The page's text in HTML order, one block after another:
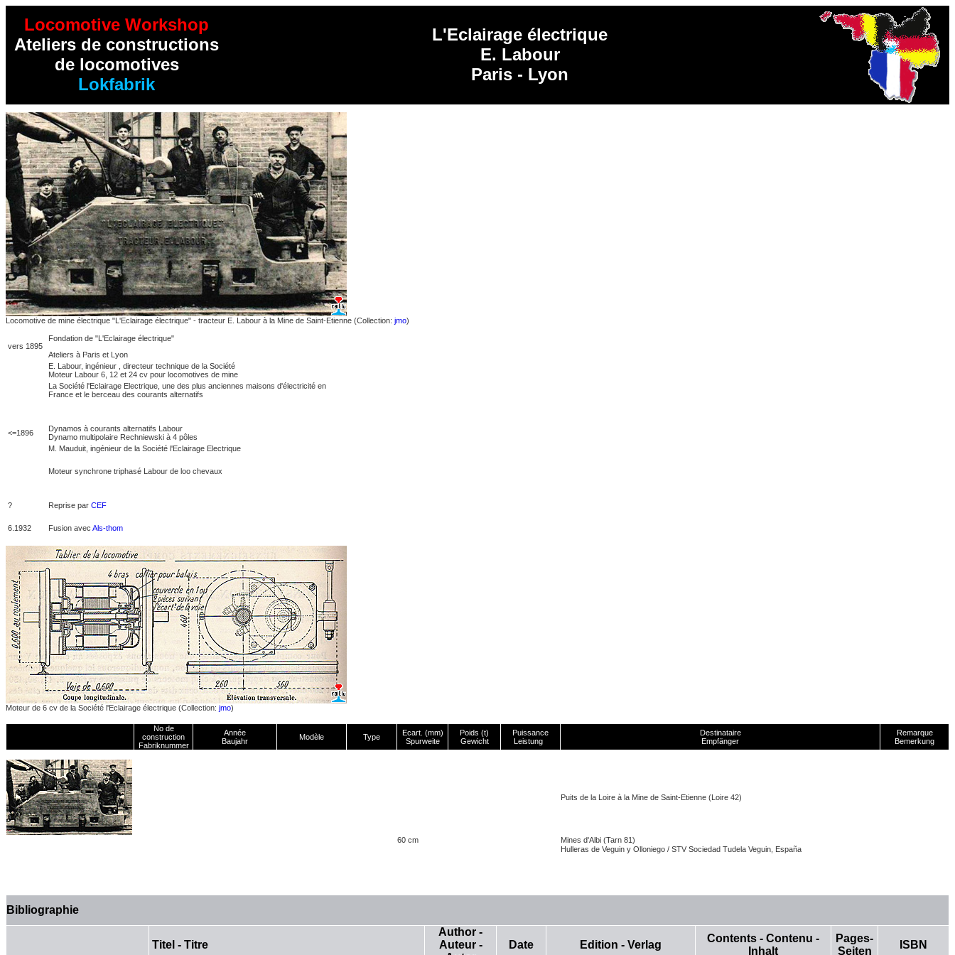
Locomotive Workshop
Ateliers de constructions
de locomotives
Lokfabrik
L'Eclairage électrique
E. Labour
Paris - Lyon
Locomotive de mine électrique "L'Eclairage électrique" - tracteur E. Labour à la Mine de Saint-Etienne (Collection: jmo)
vers 1895
Fondation de "L'Eclairage électrique"
Ateliers à Paris et Lyon
E. Labour, ingénieur , directeur technique de la Société
Moteur Labour 6, 12 et 24 cv pour locomotives de mine
La Société l'Eclairage Electrique, une des plus anciennes maisons d'électricité en
France et le berceau des courants alternatifs
<=1896
Dynamos à courants alternatifs Labour
Dynamo multipolaire Rechniewski à 4 pôles
M. Mauduit, ingénieur de la Société l'Eclairage Electrique
Moteur synchrone triphasé Labour de loo chevaux
? Reprise par CEF
6.1932 Fusion avec Als-thom
Moteur de 6 cv de la Société l'Eclairage électrique (Collection: jmo)
No de
construction
Fabriknummer
Année
Baujahr
Modèle Type
Ecart. (mm)
Spurweite
Poids (t)
Gewicht
Puissance
Leistung
Destinataire
Empfänger
Remarque
Bemerkung
Puits de la Loire à la Mine de Saint-Etienne (Loire 42)
60 cm
Mines d'Albi (Tarn 81)
Hulleras de Veguin y Olloniego / STV Sociedad Tudela Veguin, España
Bibliographie
Titel - Titre
Author -
Auteur -
Date Edition - Verlag
Contents - Contenu -
Inhalt
Pages-
Seiten
ISBN